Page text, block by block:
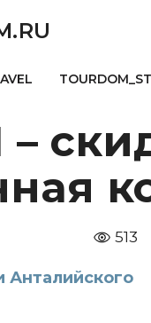
–
513
Анталийского